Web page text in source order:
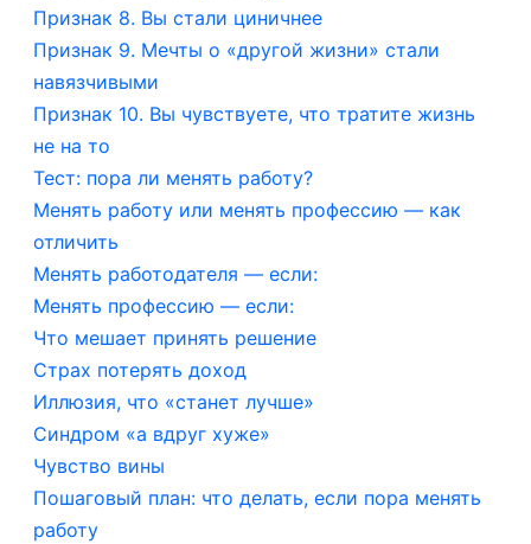
Признак 8. Вы стали циничнее
Признак 9. Мечты о «другой жизни» стали
навязчивыми
Признак 10. Вы чувствуете, что тратите жизнь
не на то
Тест: пора ли менять работу?
Менять работу или менять профессию — как
отличить
Менять работодателя — если:
Менять профессию — если:
Что мешает принять решение
Страх потерять доход
Иллюзия, что «станет лучше»
Синдром «а вдруг хуже»
Чувство вины
Пошаговый план: что делать, если пора менять
работу